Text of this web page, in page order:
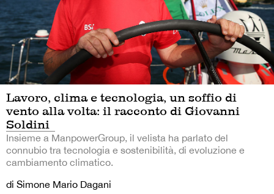
Lavoro, clima e tecnologia, un soffio di
vento alla volta: il racconto di Giovanni
Soldini
Insieme a ManpowerGroup, il velista ha parlato del
connubio tra tecnologia e sostenibilità, di evoluzione e
cambiamento climatico.
di Simone Mario Dagani